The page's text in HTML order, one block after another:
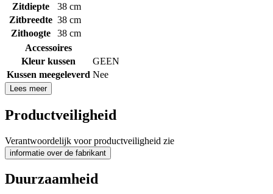
Zitdiepte
38 cm
Zitbreedte 38 cm
Zithoogte
38 cm
Accessoires
Kleur kussen
GEEN
Kussen meegeleverd Nee
Lees meer
Productveiligheid
Verantwoordelijk voor productveiligheid zie
informatie over de fabrikant
Duurzaamheid